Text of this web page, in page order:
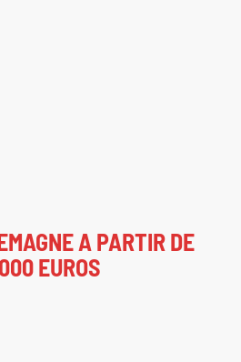
A PARTIR DE
EUROS